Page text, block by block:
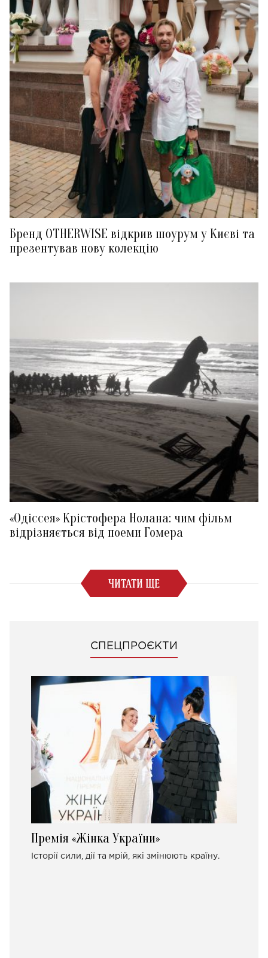
Бренд OTHERWISE відкрив шоурум у Києві та
презентував нову колекцію
«Одіссея» Крістофера Нолана: чим фільм
відрізняється від поеми Гомера
ЧИТАТИ ЩЕ
СПЕЦПРОЄКТИ
Премія «Жінка України»
Історії сили, дії та мрій, які змінюють країну.